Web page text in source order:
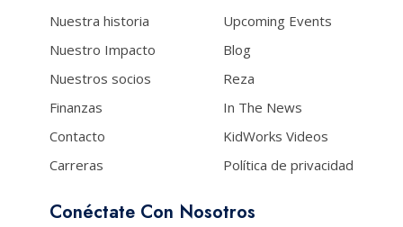
Nuestra historia
Nuestro Impacto
Nuestros socios
Finanzas
Contacto
Carreras
Upcoming Events
Blog
Reza
In The News
KidWorks Videos
Política de privacidad
Conéctate Con Nosotros